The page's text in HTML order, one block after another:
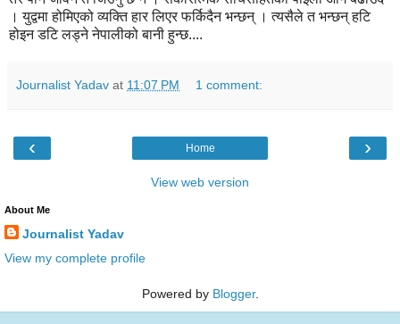
। युद्वमा होमिएको व्यक्ति हार लिएर फर्किदैन भन्छन् । त्यसैले त भन्छन् हटि
होइन डटि लड्ने नेपालीको बानी हुन्छ....
Journalist Yadav at 11:07 PM 1 comment:
‹ ›
Home
View web version
About Me
Journalist Yadav
View my complete profile
Powered by Blogger.